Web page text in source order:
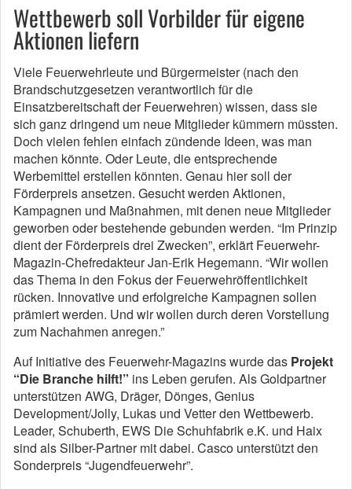
Wettbewerb soll Vorbilder für eigene
Aktionen liefern
Viele Feuerwehrleute und Bürgermeister (nach den
Brandschutzgesetzen verantwortlich für die
Einsatzbereitschaft der Feuerwehren) wissen, dass sie
sich ganz dringend um neue Mitglieder kümmern müssten.
Doch vielen fehlen einfach zündende Ideen, was man
machen könnte. Oder Leute, die entsprechende
Werbemittel erstellen könnten. Genau hier soll der
Förderpreis ansetzen. Gesucht werden Aktionen,
Kampagnen und Maßnahmen, mit denen neue Mitglieder
geworben oder bestehende gebunden werden. “Im Prinzip
dient der Förderpreis drei Zwecken”, erklärt Feuerwehr-
Magazin-Chefredakteur Jan-Erik Hegemann. “Wir wollen
das Thema in den Fokus der Feuerwehröffentlichkeit
rücken. Innovative und erfolgreiche Kampagnen sollen
prämiert werden. Und wir wollen durch deren Vorstellung
zum Nachahmen anregen.”
Auf Initiative des Feuerwehr-Magazins wurde das Projekt
“Die Branche hilft!” ins Leben gerufen. Als Goldpartner
unterstützen AWG, Dräger, Dönges, Genius
Development/Jolly, Lukas und Vetter den Wettbewerb.
Leader, Schuberth, EWS Die Schuhfabrik e.K. und Haix
sind als Silber-Partner mit dabei. Casco unterstützt den
Sonderpreis “Jugendfeuerwehr”.